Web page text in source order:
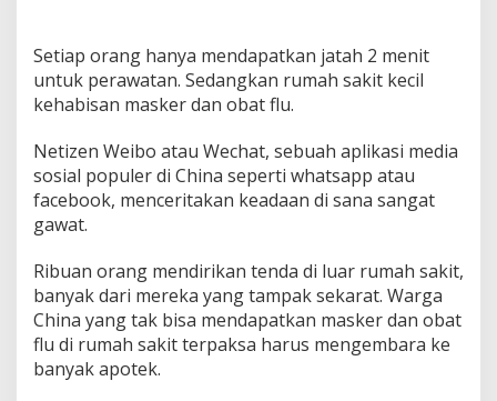
Setiap orang hanya mendapatkan jatah 2 menit
untuk perawatan. Sedangkan rumah sakit kecil
kehabisan masker dan obat flu.
Netizen Weibo atau Wechat, sebuah aplikasi media
sosial populer di China seperti whatsapp atau
facebook, menceritakan keadaan di sana sangat
gawat.
Ribuan orang mendirikan tenda di luar rumah sakit,
banyak dari mereka yang tampak sekarat. Warga
China yang tak bisa mendapatkan masker dan obat
flu di rumah sakit terpaksa harus mengembara ke
banyak apotek.